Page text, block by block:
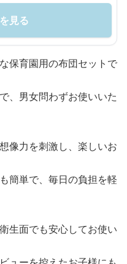
見る
保育園用の布団セットで
、男女問わずお使いいた
像力を刺激し、楽しいお
簡単で、毎日の負担を軽
生面でも安心してお使い